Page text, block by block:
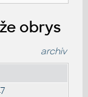
obrys
archiv